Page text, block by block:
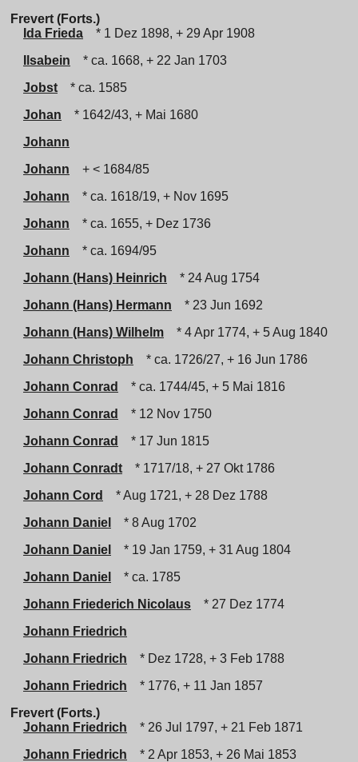
Frevert (Forts.)
Ida Frieda
* 1 Dez 1898, + 29 Apr 1908
Ilsabein
* ca. 1668, + 22 Jan 1703
Jobst
* ca. 1585
Johan
* 1642/43, + Mai 1680
Johann
Johann
+ < 1684/85
Johann
* ca. 1618/19, + Nov 1695
Johann
* ca. 1655, + Dez 1736
Johann
* ca. 1694/95
Johann (Hans) Heinrich
* 24 Aug 1754
Johann (Hans) Hermann
* 23 Jun 1692
Johann (Hans) Wilhelm
* 4 Apr 1774, + 5 Aug 1840
Johann Christoph
* ca. 1726/27, + 16 Jun 1786
Johann Conrad
* ca. 1744/45, + 5 Mai 1816
Johann Conrad
* 12 Nov 1750
Johann Conrad
* 17 Jun 1815
Johann Conradt
* 1717/18, + 27 Okt 1786
Johann Cord
* Aug 1721, + 28 Dez 1788
Johann Daniel
* 8 Aug 1702
Johann Daniel
* 19 Jan 1759, + 31 Aug 1804
Johann Daniel
* ca. 1785
Johann Friederich Nicolaus
* 27 Dez 1774
Johann Friedrich
Johann Friedrich
* Dez 1728, + 3 Feb 1788
Johann Friedrich
* 1776, + 11 Jan 1857
Frevert (Forts.)
Johann Friedrich
* 26 Jul 1797, + 21 Feb 1871
Johann Friedrich
* 2 Apr 1853, + 26 Mai 1853